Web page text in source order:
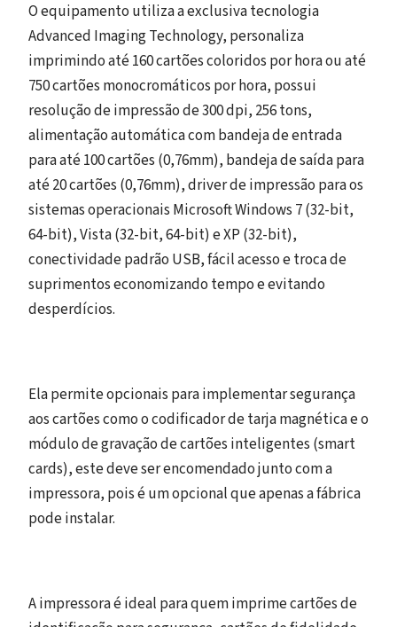
O equipamento utiliza a exclusiva tecnologia
Advanced Imaging Technology, personaliza
imprimindo até 160 cartões coloridos por hora ou até
750 cartões monocromáticos por hora, possui
resolução de impressão de 300 dpi, 256 tons,
alimentação automática com bandeja de entrada
para até 100 cartões (0,76mm), bandeja de saída para
até 20 cartões (0,76mm), driver de impressão para os
sistemas operacionais Microsoft Windows 7 (32-bit,
64-bit), Vista (32-bit, 64-bit) e XP (32-bit),
conectividade padrão USB, fácil acesso e troca de
suprimentos economizando tempo e evitando
desperdícios.
Ela permite opcionais para implementar segurança
aos cartões como o codificador de tarja magnética e o
módulo de gravação de cartões inteligentes (smart
cards), este deve ser encomendado junto com a
impressora, pois é um opcional que apenas a fábrica
pode instalar.
A impressora é ideal para quem imprime cartões de